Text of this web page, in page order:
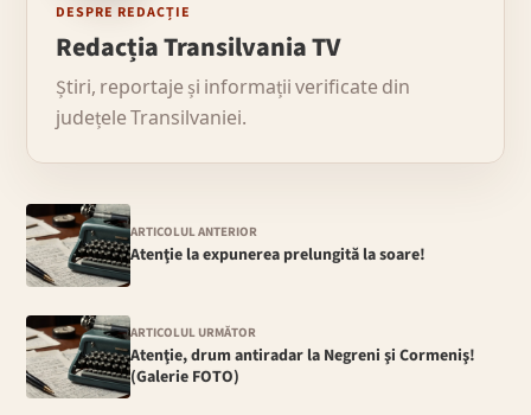
DESPRE REDACȚIE
Redacția Transilvania TV
Știri, reportaje și informații verificate din
județele Transilvaniei.
ARTICOLUL ANTERIOR
Atenţie la expunerea prelungită la soare!
ARTICOLUL URMĂTOR
Atenţie, drum antiradar la Negreni şi Cormeniş!
(Galerie FOTO)